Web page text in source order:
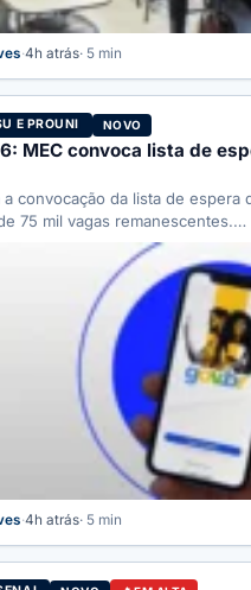
·4h atrás· 5 min
E PROUNI NOVO
MEC convoca lista de
a convocação da lista de espera
75 mil vagas remanescentes.…
·4h atrás· 5 min